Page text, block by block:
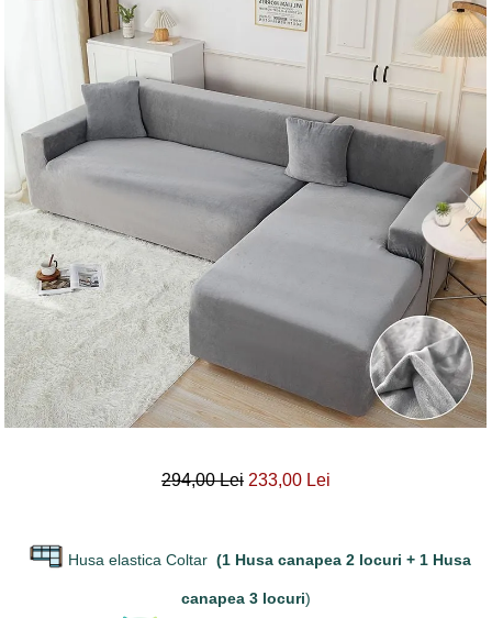
Lenjerii Creponate
Lenjerii de finet Iprimate Digital
Lenjerii de pat Bumbac 100%
Lenjerii de pat Finet + 2 Draperii
Lenjerii de pat Saten 4 piese cu
elastic
294,00 Lei 233,00 Lei
Husa elastica Coltar(1 Husa canapea 2 locuri + 1 Husa
canapea 3 locuri)